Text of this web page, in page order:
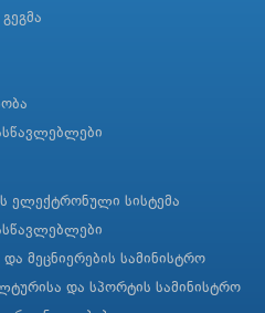
ელექტრონული სისტემა
მეცნიერების სამინისტრო
და სპორტის სამინისტრო